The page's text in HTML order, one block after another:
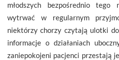
młodszych bezpośrednio
wytrwać w regularnym
niektórzy chorzy czytają ulotki
informacje o działaniach
zaniepokojeni pacjenci przestają